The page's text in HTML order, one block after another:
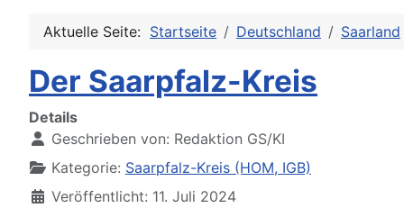
Aktuelle Seite: Startseite Deutschland Saarland
Der Saarpfalz-Kreis
Details
Geschrieben von: Redaktion GS/KI
Kategorie: Saarpfalz-Kreis (HOM, IGB)
Veröffentlicht: 11. Juli 2024